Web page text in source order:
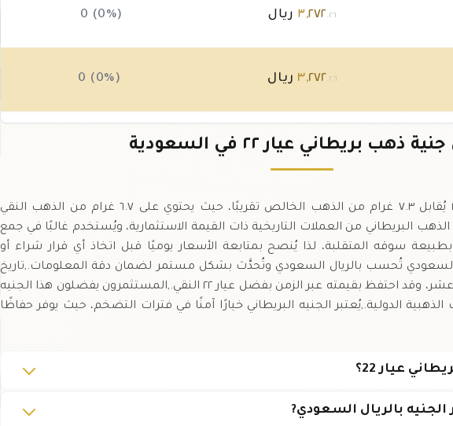
٣,٢٧٢.٢٦ ريال 0 (0%)
٣,٢٧٢.٢٦ ريال 0 (0%)
٣ ٢٧٢ .٢٦ ريال (-٠.٢%) ذهب بريطاني عيار ٢٢ في السعودية
جنيه الذهب البريطاني عيار ٢٢ يُقابل ٧.٣ غرام من الذهب الخالص تقريبًا، حيث يحتوي على ٦.٧ غرام من الذهب النقي
٠.٩١٦٧.,يُعد جنيه الذهب البريطاني من العملات التاريخية ذات القيمة الاستثمارية، ويُستخدم غالبًا في جمع
بطبيعة سوقه المتقلبة، لذا يُنصح بمتابعة الأسعار يوميًا قبل اتخاذ أي قرار شراء أو
تُحسب بالريال السعودي وتُحدَّث بشكل مستمر لضمان دقة المعلومات.,تاريخ
الجنيه يعود إلى القرن التاسع عشر، وقد احتفظ بقيمته عبر الزمن بفضل عيار ٢٢ النقي.,المستثمرون يفضلون هذا الجنيه
الدولية.,يُعتبر الجنيه البريطاني خيارًا آمنًا في فترات التضخم، حيث يوفر حفاظًا
عيار 22؟
بالريال السعودي?